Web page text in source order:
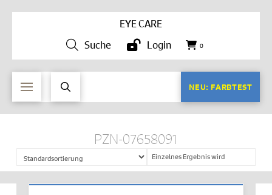
EYE CARE
Suche
Login 0
NEU: FARBTEST
PZN-07658091
Einzelnes Ergebnis wird
angezeigt